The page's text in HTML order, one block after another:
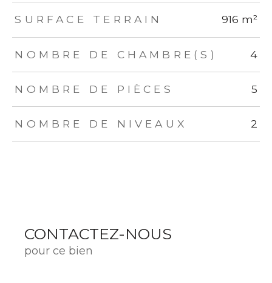
SURFACE TERRAIN 916 m²
NOMBRE DE CHAMBRE(S) 4
NOMBRE DE PIÈCES 5
NOMBRE DE NIVEAUX 2
CONTACTEZ-NOUS
pour ce bien